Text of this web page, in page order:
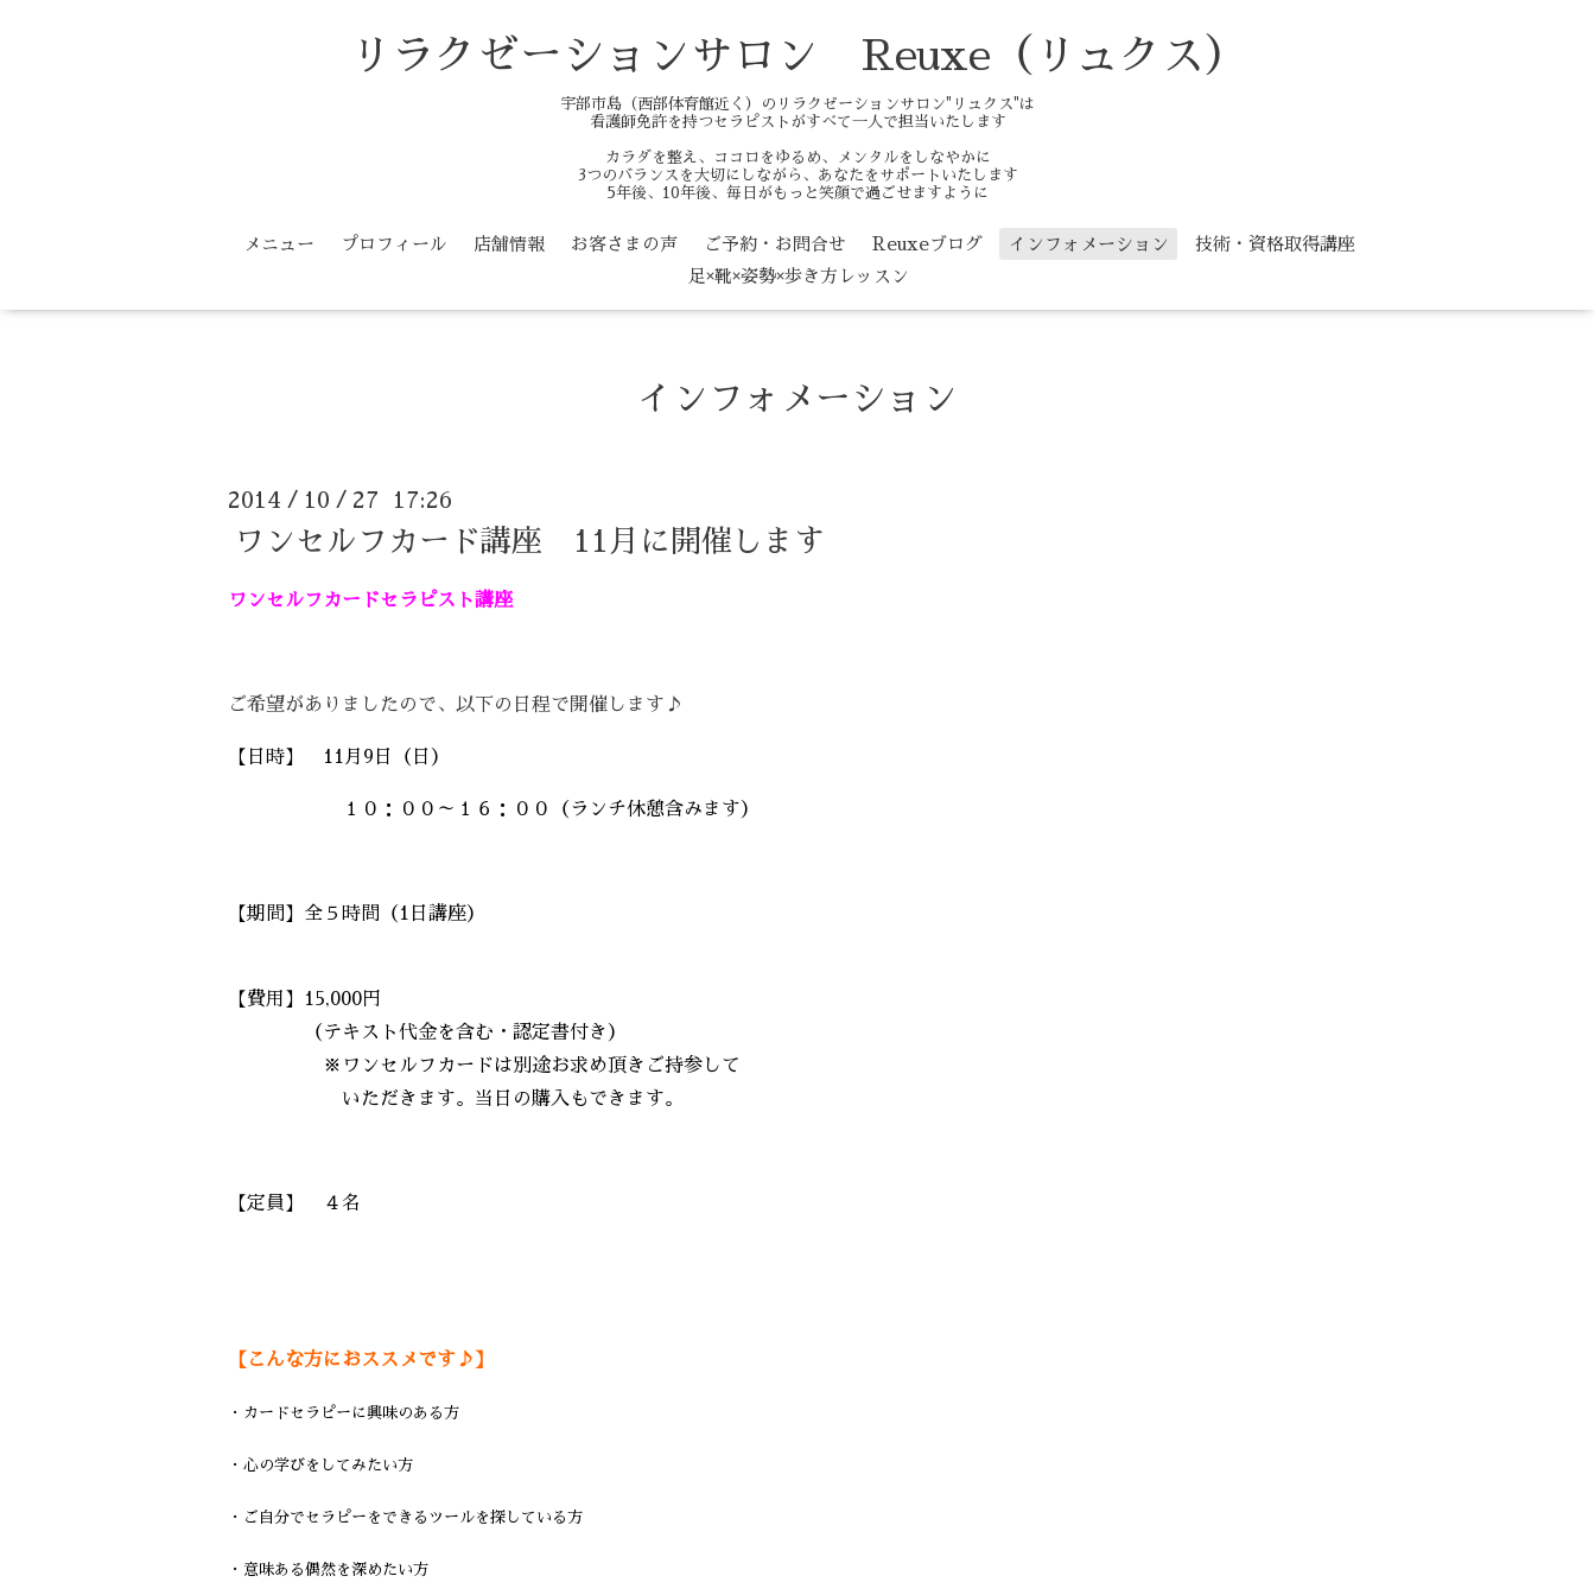
リラクゼーションサロン Reuxe（リュクス）
宇部市島（西部体育館近く）のリラクゼーションサロン"リュクス"は
看護師免許を持つセラピストがすべて一人で担当いたします
カラダを整え、ココロをゆるめ、メンタルをしなやかに
3つのバランスを大切にしながら、あなたをサポートいたします
5年後、10年後、毎日がもっと笑顔で過ごせますように
メニュー プロフィール 店舗情報 お客さまの声 ご予約・お問合せ Reuxeブログ インフォメーション
技術・資格取得講座
足×靴×姿勢×歩き方レッスン
インフォメーション
2014 / 10 / 27 17:26
ワンセルフカード講座 11月に開催します
ワンセルフカードセラピスト講座
ご希望がありましたので、以下の日程で開催します♪
【日時】 11月9 日（日）
１０：００～１６：００（ランチ休憩含みます）
【期間】全５時間（1日講座）
【費用】15,000円
（テキスト代金を含む・認定書付き）
※ワンセルフカードは別途お求め頂きご持参して
いただきます。当日の購入もできます。
【定員】 ４名
【こんな方におススメです♪】
・カードセラピーに興味のある方
・心の学びをしてみたい方
・ご自分でセラピーをできるツールを探している方
・意味ある偶然を深めたい方